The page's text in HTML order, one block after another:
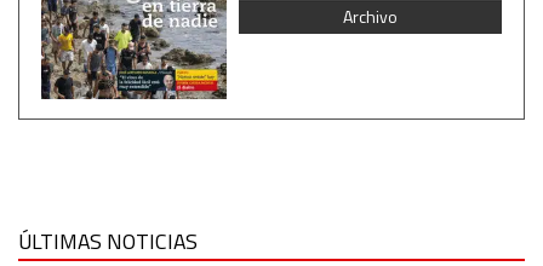
Archivo
ÚLTIMAS NOTICIAS